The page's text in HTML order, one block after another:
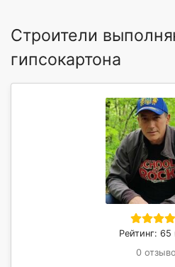
Строители
гипсокартона
Рейтинг: 65
0